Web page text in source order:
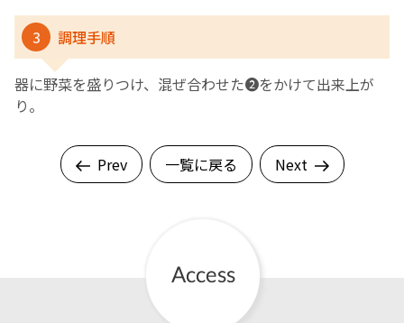
3 調理手順
器に野菜を盛りつけ、混ぜ合わせた❷をかけて出来上が
り。
Prev 一覧に戻る Next